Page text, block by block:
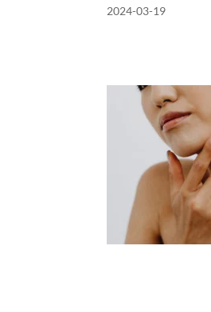
2024-03-19